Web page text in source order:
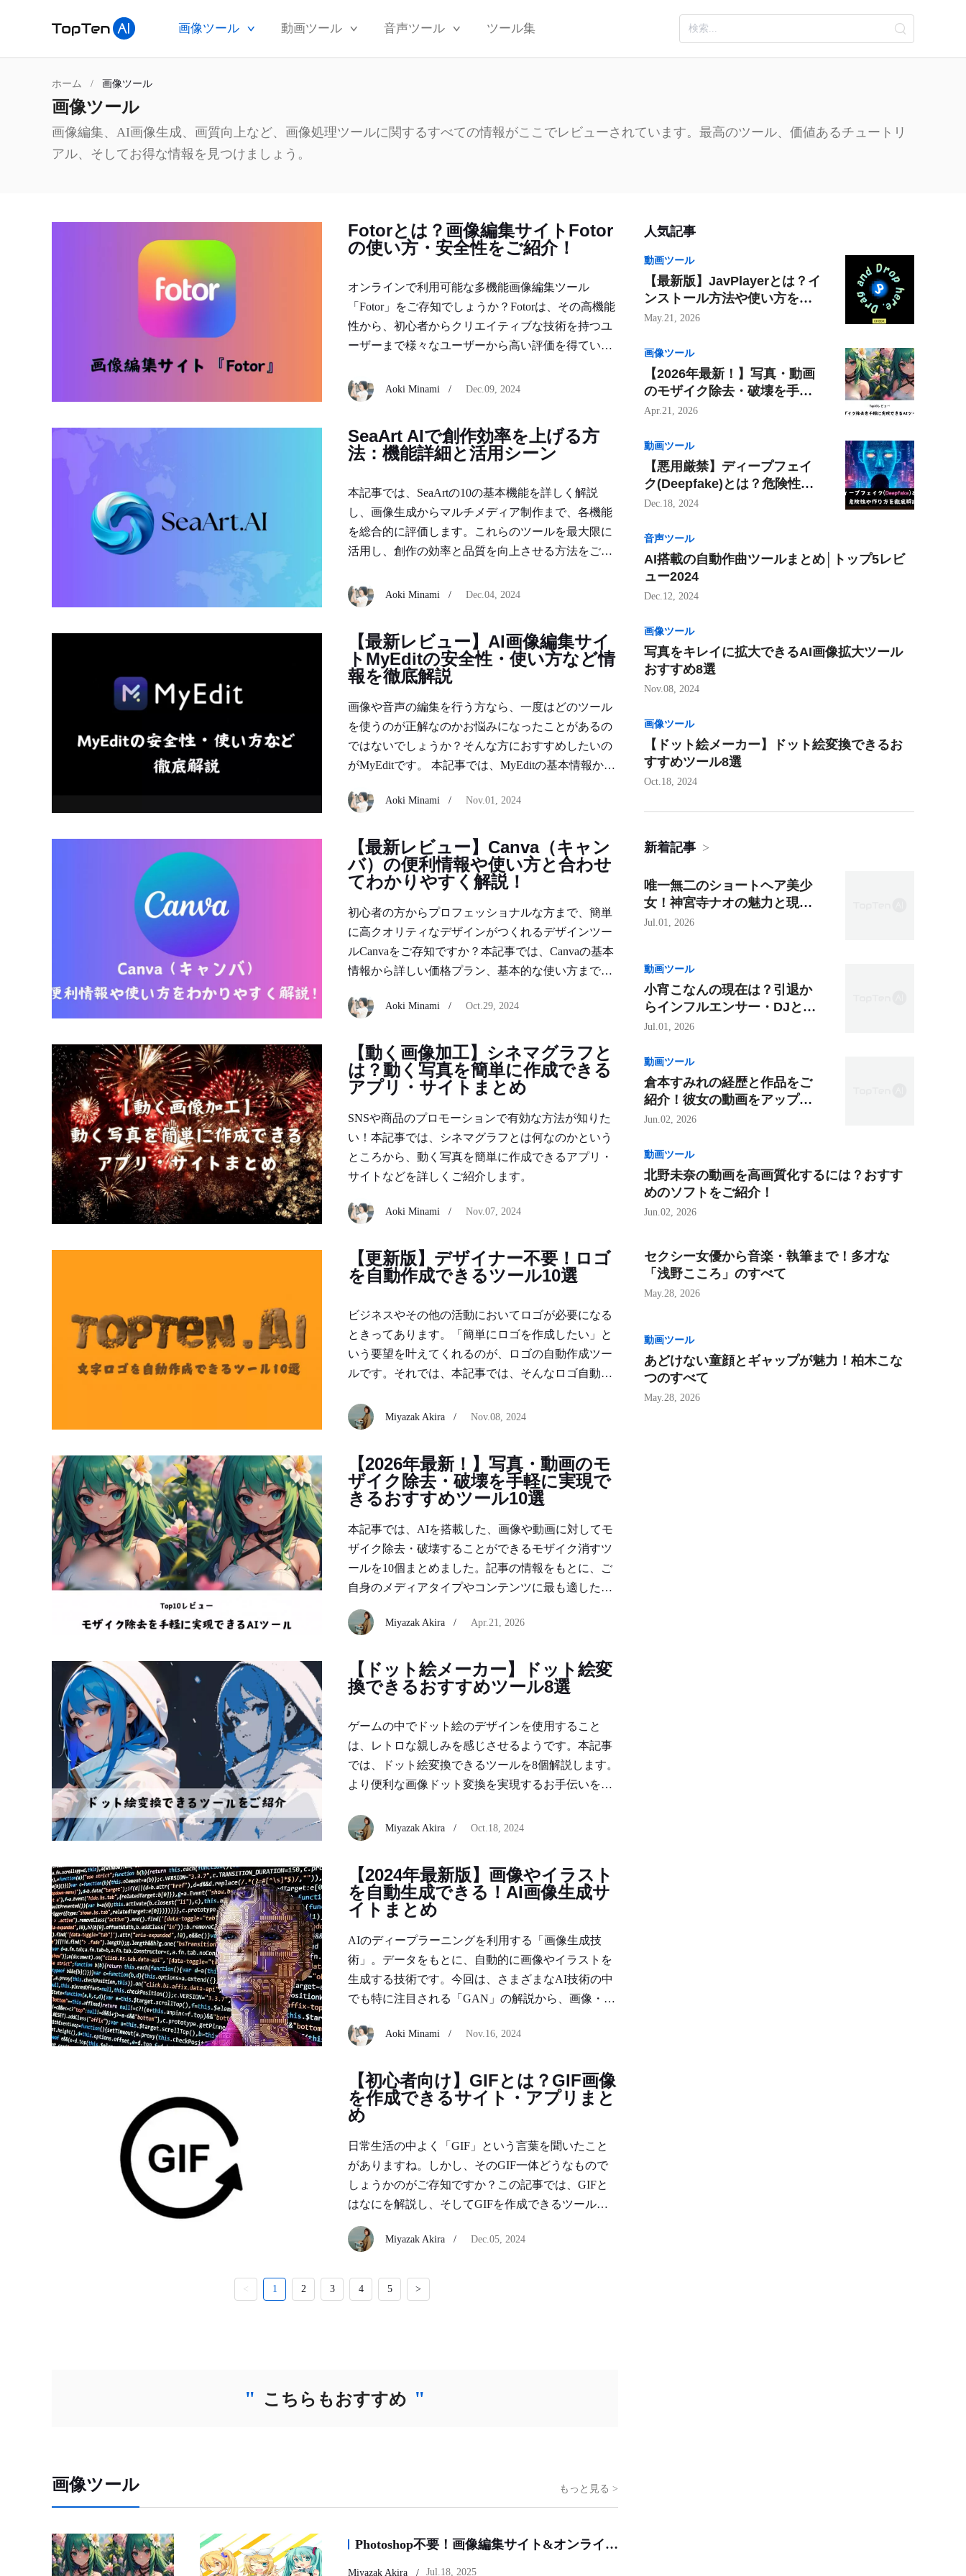
画像ツール 動画ツール 音声ツール ツール集
ホーム / 画像ツール
画像ツール
画像編集、AI画像生成、画質向上など、画像処理ツールに関するすべての情報がここでレビューされています。最高のツール、価値あるチュートリ
アル、そしてお得な情報を見つけましょう。
Fotorとは？画像編集サイトFotor
の使い方・安全性をご紹介！
オンラインで利用可能な多機能画像編集ツール
「Fotor」をご存知でしょうか？Fotorは、その高機能
性から、初心者からクリエイティブな技術を持つユ
ーザーまで様々なユーザーから高い評価を得ていま
基本的な使い方まで徹底的にご紹介します！
Aoki Minami / Dec.09, 2024
SeaArt AIで創作効率を上げる方
法：機能詳細と活用シーン
本記事では、SeaArtの10の基本機能を詳しく解説
し、画像生成からマルチメディア制作まで、各機能
を総合的に評価します。これらのツールを最大限に
活用し、創作の効率と品質を向上させる方法をご紹
Aoki Minami / Dec.04, 2024
【最新レビュー】AI画像編集サイ
トMyEditの安全性・使い方など情
報を徹底解説
画像や音声の編集を行う方なら、一度はどのツール
を使うのが正解なのかお悩みになったことがあるの
ではないでしょうか？そんな方におすすめしたいの
がMyEditです。 本記事では、MyEditの基本情報から
くご紹介させていただきます!
Aoki Minami / Nov.01, 2024
【最新レビュー】Canva（キャン
バ）の便利情報や使い方と合わせ
てわかりやすく解説！
初心者の方からプロフェッショナルな方まで、簡単
に高クオリティなデザインがつくれるデザインツー
ルCanvaをご存知ですか？本記事では、Canvaの基本
情報から詳しい価格プラン、基本的な使い方まで詳
Aoki Minami / Oct.29, 2024
【動く画像加工】シネマグラフと
は？動く写真を簡単に作成できる
アプリ・サイトまとめ
SNSや商品のプロモーションで有効な方法が知りた
い！本記事では、シネマグラフとは何なのかという
ところから、動く写真を簡単に作成できるアプリ・
サイトなどを詳しくご紹介します。
Aoki Minami / Nov.07, 2024
【更新版】デザイナー不要！ロゴ
を自動作成できるツール10選
ビジネスやその他の活動においてロゴが必要になる
ときってあります。「簡単にロゴを作成したい」と
いう要望を叶えてくれるのが、ロゴの自動作成ツー
ルです。それでは、本記事では、そんなロゴ自動作
Miyazak Akira / Nov.08, 2024
【2026年最新！】写真・動画のモ
ザイク除去・破壊を手軽に実現で
きるおすすめツール10選
本記事では、AIを搭載した、画像や動画に対してモ
ザイク除去・破壊することができるモザイク消すツ
ールを10個まとめました。記事の情報をもとに、ご
自身のメディアタイプやコンテンツに最も適したAI
モザイク除去ツールを選択してください。
Miyazak Akira / Apr.21, 2026
【ドット絵メーカー】ドット絵変
換できるおすすめツール8選
ゲームの中でドット絵のデザインを使用すること
は、レトロな親しみを感じさせるようです。本記事
では、ドット絵変換できるツールを8個解説します。
より便利な画像ドット変換を実現するお手伝いをさ
でくださいね。
Miyazak Akira / Oct.18, 2024
【2024年最新版】画像やイラスト
を自動生成できる！AI画像生成サ
イトまとめ
AIのディープラーニングを利用する「画像生成技
術」。データをもとに、自動的に画像やイラストを
生成する技術です。今回は、さまざまなAI技術の中
でも特に注目される「GAN」の解説から、画像・イ
ても、なんと文章から画像生成ができるサイトも！
Aoki Minami / Nov.16, 2024
【初心者向け】GIFとは？GIF画像
を作成できるサイト・アプリまと
め
日常生活の中よく「GIF」という言葉を聞いたこと
がありますね。しかし、そのGIF一体どうなもので
しょうかのがご存知ですか？この記事では、GIFと
はなにを解説し、そしてGIFを作成できるツール
や、作りあがったGIFを高画質化するツールも紹介
します。Miyazak Akira / Dec.05, 2024
< 1 2 3 4 5 >
人気記事
動画ツール
【最新版】JavPlayerとは？イ
ンストール方法や使い方をわ
かりやすく解説！
May.21, 2026
画像ツール
【2026年最新！】写真・動画
のモザイク除去・破壊を手軽
に実現できるおすすめツール
Apr.21, 2026
動画ツール
【悪用厳禁】ディープフェイ
ク(Deepfake)とは？危険性や
作り方を徹底解説
Dec.18, 2024
音声ツール
AI搭載の自動作曲ツールまとめ│トップ5レビ
ュー2024
Dec.12, 2024
画像ツール
写真をキレイに拡大できるAI画像拡大ツール
おすすめ8選
Nov.08, 2024
画像ツール
【ドット絵メーカー】ドット絵変換できるお
すすめツール8選
Oct.18, 2024
新着記事 >
唯一無二のショートヘア美少
女！神宮寺ナオの魅力と現在
の活躍を徹底解説【2026年最
Jul.01, 2026
動画ツール
小宵こなんの現在は？引退か
らインフルエンサー・DJとし
ての新たな活動まで徹底解説
Jul.01, 2026
動画ツール
倉本すみれの経歴と作品をご
紹介！彼女の動画をアップス
ケールする方法も一緒に！
Jun.02, 2026
動画ツール
北野未奈の動画を高画質化するには？おすす
めのソフトをご紹介！
Jun.02, 2026
セクシー女優から音楽・執筆まで！多才な
「浅野こころ」のすべて
May.28, 2026
動画ツール
あどけない童顔とギャップが魅力！柏木こな
つのすべて
May.28, 2026
" こちらもおすすめ "
画像ツール もっと見る >
Photoshop不要！画像編集サイト&オンライン編集ツール徹底比較｜AI機能も無料も初心者目線でレビュー
Miyazak Akira / Jul.18, 2025